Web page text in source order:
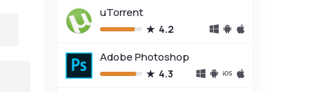
uTorrent
4.2
Adobe Photoshop
4.3